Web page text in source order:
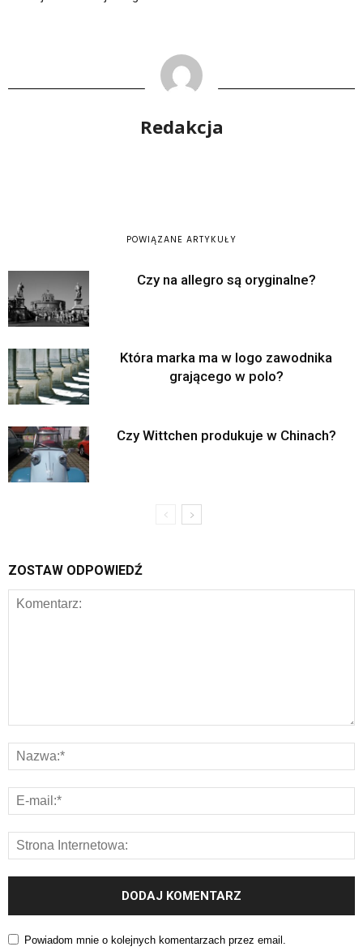
Redakcja
POWIĄZANE ARTYKUŁY
Czy na allegro są oryginalne?
Która marka ma w logo zawodnika
grającego w polo?
Czy Wittchen produkuje w Chinach?
ZOSTAW ODPOWIEDŹ
Powiadom mnie o kolejnych komentarzach przez email.